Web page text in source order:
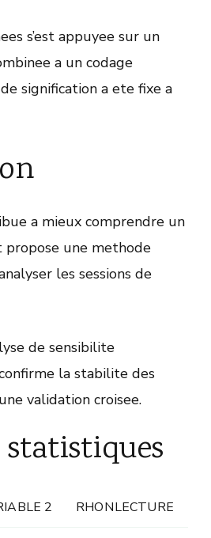
s’est appuyee sur un
a un codage
signification a ete fixe a
a mieux comprendre un
une methode
les sessions de
de sensibilite
la stabilite des
validation croisee.
2 RHONLECTURE